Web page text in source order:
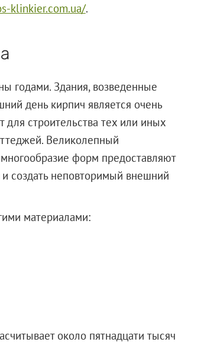
klinkier.com.ua/.
годами. Здания, возведенные
день кирпич является очень
строительства тех или иных
Великолепный
форм предоставляют
создать неповторимый внешний
материалами:
около пятнадцати тысяч